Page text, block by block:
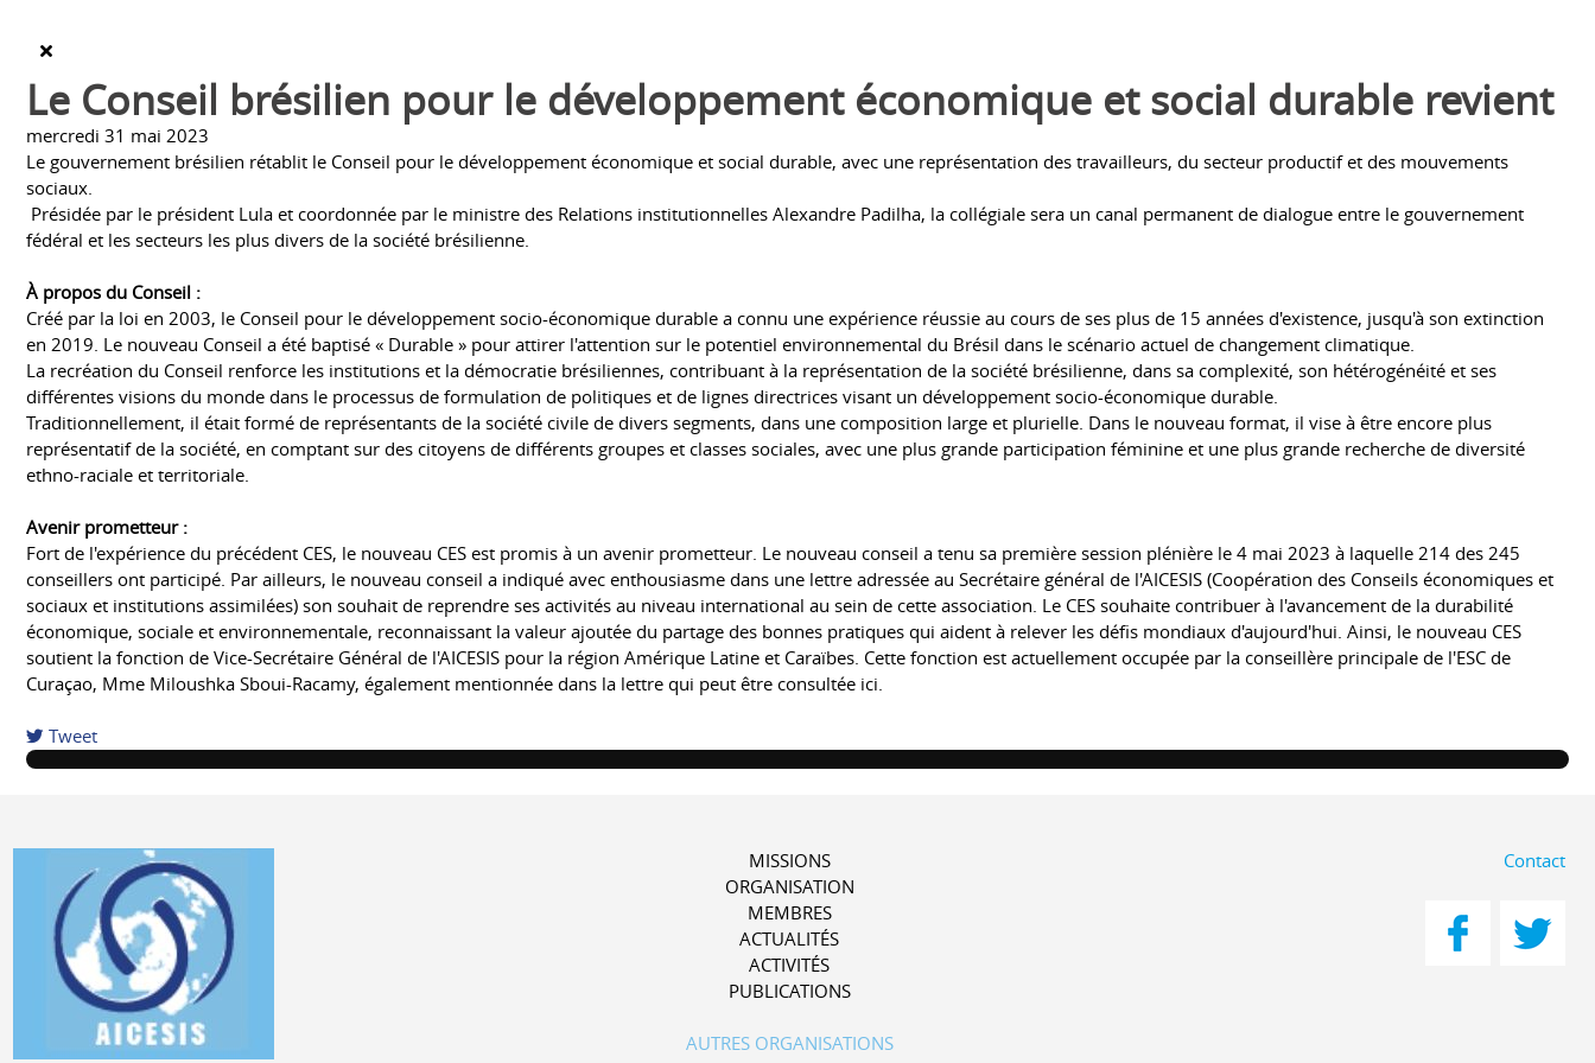
Le Conseil brésilien pour le développement économique et social durable revient
mercredi 31 mai 2023
Le gouvernement brésilien rétablit le Conseil pour le développement économique et social durable, avec une représentation des travailleurs, du secteur productif et des mouvements
sociaux.
Présidée par le président Lula et coordonnée par le ministre des Relations institutionnelles Alexandre Padilha, la collégiale sera un canal permanent de dialogue entre le gouvernement
fédéral et les secteurs les plus divers de la société brésilienne.
À propos du Conseil :
Créé par la loi en 2003, le Conseil pour le développement socio-économique durable a connu une expérience réussie au cours de ses plus de 15 années d'existence, jusqu'à son extinction
en 2019. Le nouveau Conseil a été baptisé « Durable » pour attirer l'attention sur le potentiel environnemental du Brésil dans le scénario actuel de changement climatique.
La recréation du Conseil renforce les institutions et la démocratie brésiliennes, contribuant à la représentation de la société brésilienne, dans sa complexité, son hétérogénéité et ses
différentes visions du monde dans le processus de formulation de politiques et de lignes directrices visant un développement socio-économique durable.
Traditionnellement, il était formé de représentants de la société civile de divers segments, dans une composition large et plurielle. Dans le nouveau format, il vise à être encore plus
représentatif de la société, en comptant sur des citoyens de différents groupes et classes sociales, avec une plus grande participation féminine et une plus grande recherche de diversité
ethno-raciale et territoriale.
Avenir prometteur :
Fort de l'expérience du précédent CES, le nouveau CES est promis à un avenir prometteur. Le nouveau conseil a tenu sa première session plénière le 4 mai 2023 à laquelle 214 des 245
conseillers ont participé. Par ailleurs, le nouveau conseil a indiqué avec enthousiasme dans une lettre adressée au Secrétaire général de l'AICESIS (Coopération des Conseils économiques et
sociaux et institutions assimilées) son souhait de reprendre ses activités au niveau international au sein de cette association. Le CES souhaite contribuer à l'avancement de la durabilité
économique, sociale et environnementale, reconnaissant la valeur ajoutée du partage des bonnes pratiques qui aident à relever les défis mondiaux d'aujourd'hui. Ainsi, le nouveau CES
soutient la fonction de Vice-Secrétaire Général de l'AICESIS pour la région Amérique Latine et Caraïbes. Cette fonction est actuellement occupée par la conseillère principale de l'ESC de
Curaçao, Mme Miloushka Sboui-Racamy, également mentionnée dans la lettre qui peut être consultée ici.
Tweet
MISSIONS
ORGANISATION
MEMBRES
ACTUALITÉS
ACTIVITÉS
PUBLICATIONS
AUTRES ORGANISATIONS
Contact